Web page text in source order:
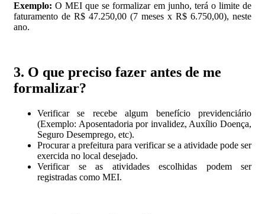
Exemplo: O MEI que se formalizar em junho, terá o limite de
faturamento de R$ 47.250,00 (7 meses x R$ 6.750,00), neste
ano.
3. O que preciso fazer antes de me
formalizar?
Verificar se recebe algum benefício previdenciário
(Exemplo: Aposentadoria por invalidez, Auxílio Doença,
Seguro Desemprego, etc).
Procurar a prefeitura para verificar se a atividade pode ser
exercida no local desejado.
Verificar se as atividades escolhidas podem ser
registradas como MEI.